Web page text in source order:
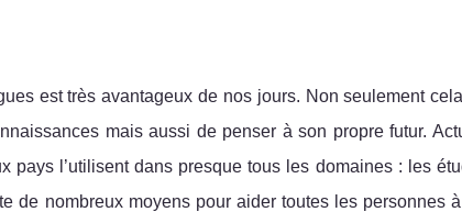
est très avantageux de nos jours. Non seulement
mais aussi de penser à son propre futur.
pays l’utilisent dans presque tous les domaines : les
de nombreux moyens pour aider toutes les personnes